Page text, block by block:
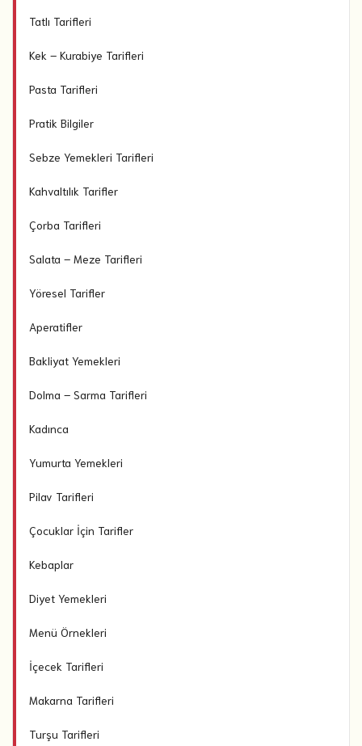
Tatlı Tarifleri
Kek – Kurabiye Tarifleri
Pasta Tarifleri
Pratik Bilgiler
Sebze Yemekleri Tarifleri
Kahvaltılık Tarifler
Çorba Tarifleri
Salata – Meze Tarifleri
Yöresel Tarifler
Aperatifler
Bakliyat Yemekleri
Dolma – Sarma Tarifleri
Kadınca
Yumurta Yemekleri
Pilav Tarifleri
Çocuklar İçin Tarifler
Kebaplar
Diyet Yemekleri
Menü Örnekleri
İçecek Tarifleri
Makarna Tarifleri
Turşu Tarifleri